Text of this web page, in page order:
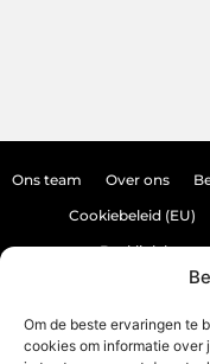
Om de beste ervaringen te
cookies om informatie over
Ons team Over ons
Cookiebeleid (EU)
Backlink
Verdien geld met je